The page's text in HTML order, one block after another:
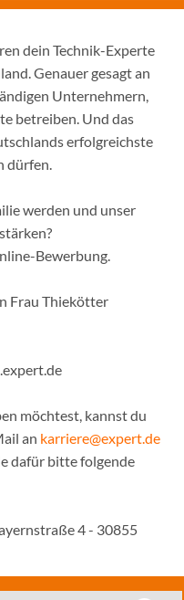
dein Technik-Experte
Genauer gesagt an
Unternehmern,
betreiben. Und das
erfolgreichste
dürfen.
werden und unser
Bewerbung.
Frau Thiekötter
möchtest, kannst du
an karriere@expert.de
dafür bitte folgende
4 - 30855